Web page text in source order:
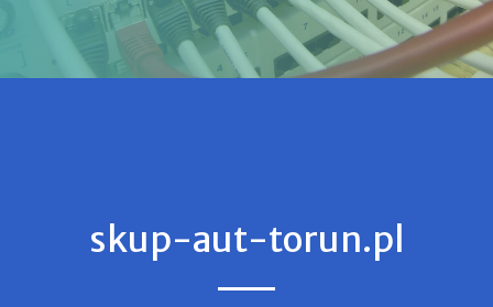
skup-aut-torun.pl